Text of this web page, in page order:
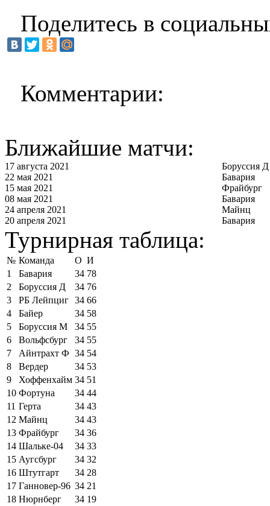
Поделитесь в
Комментарии:
Ближайшие матчи:
17 августа 2021
Боруссия Д
22 мая 2021
Бавария
15 мая 2021
Фрайбург
08 мая 2021
Бавария
24 апреля 2021
Майнц
20 апреля 2021
Бавария
Турнирная таблица:
№ Команда О И
1
Бавария 34 78
2
Боруссия Д 34 76
3
РБ Лейпциг 34 66
4
Байер 34 58
5
Боруссия М 34 55
6
Вольфсбург 34 55
7
Айнтрахт Ф 34 54
8
Вердер 34 53
9
Хоффенхайм 34 51
10 Фортуна 34 44
11 Герта 34 43
12 Майнц 34 43
13 Фрайбург 34 36
14 Шальке-04 34 33
15 Аугсбург 34 32
16 Штутгарт 34 28
17 Ганновер-96 34 21
18 Нюрнберг 34 19